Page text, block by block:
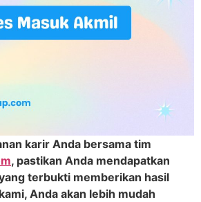
karir Anda bersama tim
, pastikan Anda mendapatkan
terbukti memberikan hasil
Anda akan lebih mudah